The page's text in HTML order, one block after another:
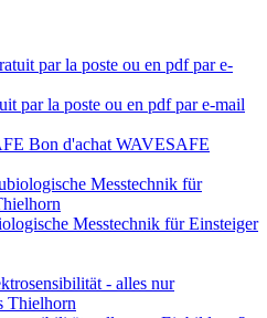
par la poste ou en pdf par e-mail
Bon d'achat WAVESAFE
Messtechnik für Einsteiger